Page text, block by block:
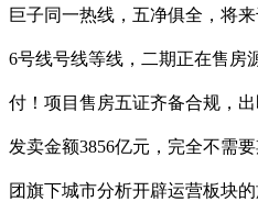
巨子同一热线，五净俱全，将
6号线号线等线，二期正在售房
付！项目售房五证齐备合规，
发卖金额3856亿元，完全不需
团旗下城市分析开辟运营板块